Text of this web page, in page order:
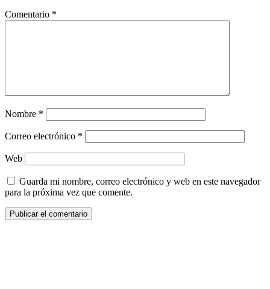
Comentario *
Nombre *
Correo electrónico *
Web
Guarda mi nombre, correo electrónico y web en este navegador
para la próxima vez que comente.